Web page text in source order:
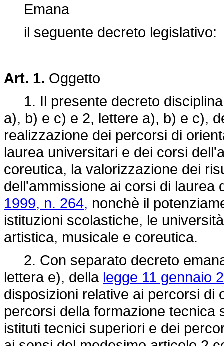
Emana
il seguente decreto legislativo:
Art. 1. Oggetto
1. Il presente decreto
a), b) e c) e 2, lettere a), b) e c),
realizzazione dei percorsi di
laurea universitari e dei corsi
coreutica, la valorizzazione dei
dell'ammissione ai corsi di laurea
1999, n. 264, nonchè il
istituzioni scolastiche, le
artistica, musicale e coreutica.
2. Con separato decreto
lettera e), della legge 11 gennaio
disposizioni relative ai percorsi di
percorsi della formazione tecnica
istituti tecnici superiori e dei